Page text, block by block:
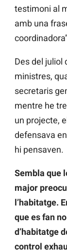
testimoni al
amb una
Des del juliol
ministres,
secretaris
mentre he
un projecte,
defensava
hi pensaven.
Sembla que
major
l’habitatge.
que es fan
d’habitatge
control